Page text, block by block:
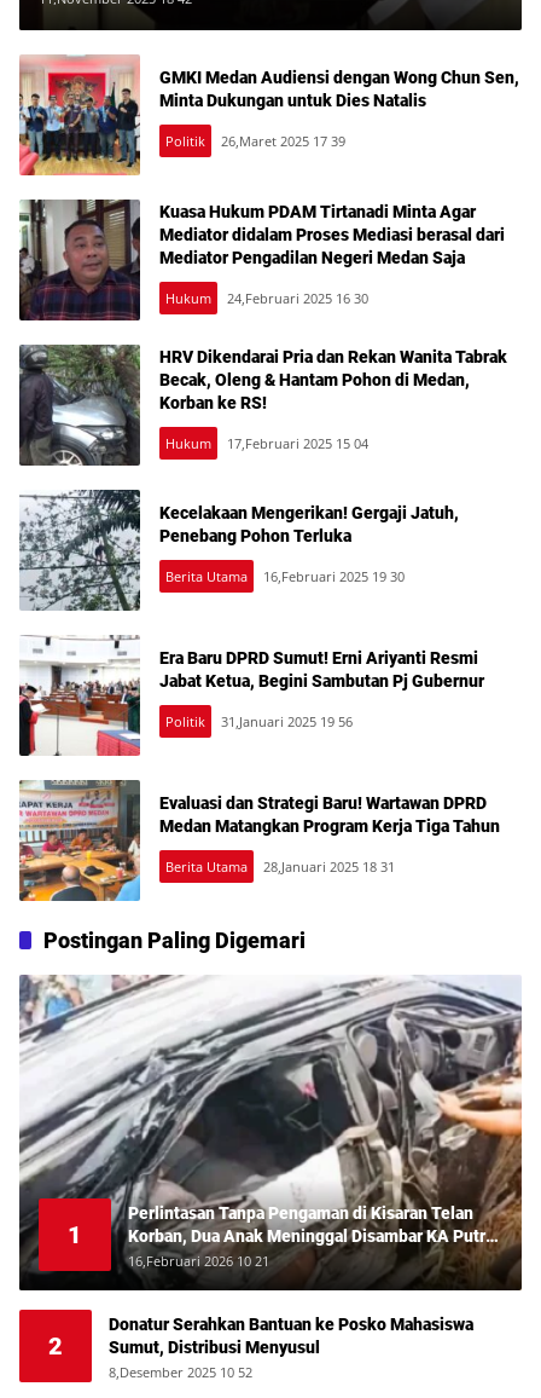
GMKI Medan Audiensi dengan Wong Chun Sen,
Minta Dukungan untuk Dies Natalis
Politik 26,Maret 2025 17 39
Kuasa Hukum PDAM Tirtanadi Minta Agar
Mediator didalam Proses Mediasi berasal dari
Mediator Pengadilan Negeri Medan Saja
Hukum 24,Februari 2025 16 30
HRV Dikendarai Pria dan Rekan Wanita Tabrak
Becak, Oleng & Hantam Pohon di Medan,
Korban ke RS!
Hukum 17,Februari 2025 15 04
Kecelakaan Mengerikan! Gergaji Jatuh,
Penebang Pohon Terluka
Berita Utama 16,Februari 2025 19 30
Era Baru DPRD Sumut! Erni Ariyanti Resmi
Jabat Ketua, Begini Sambutan Pj Gubernur
Politik 31,Januari 2025 19 56
Evaluasi dan Strategi Baru! Wartawan DPRD
Medan Matangkan Program Kerja Tiga Tahun
Berita Utama 28,Januari 2025 18 31
Postingan Paling Digemari
1
Perlintasan Tanpa Pengaman di Kisaran Telan
Korban, Dua Anak Meninggal Disambar KA Putri
Deli
16,Februari 2026 10 21
2
Donatur Serahkan Bantuan ke Posko Mahasiswa
Sumut, Distribusi Menyusul
8,Desember 2025 10 52